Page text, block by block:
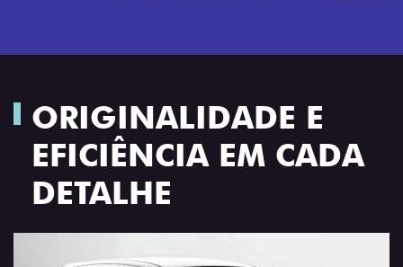
ORIGINALIDADE E
EFICIÊNCIA EM CADA
DETALHE